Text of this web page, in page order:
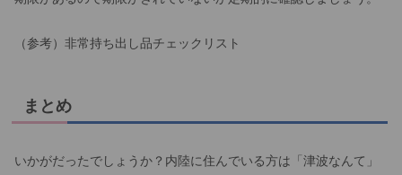
（参考）非常持ち出し品チェックリスト
まとめ
いかがだったでしょうか？内陸に住んでいる方は「津波なんて」